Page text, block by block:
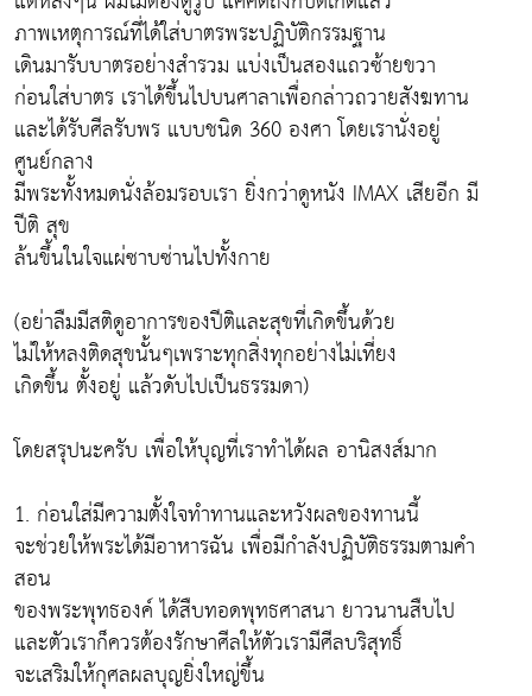
ภาพเหตุการณ์ที่ได้ใส่บาตรพระปฏิบัติกรรมฐาน
เดินมารับบาตรอย่างสำรวม แบ่งเป็นสองแถวซ้ายขวา
ก่อนใส่บาตร เราได้ขึ้นไปบนศาลาเพื่อกล่าวถวายสังฆทาน
และได้รับศีลรับพร แบบชนิด 360 องศา โดยเรานั่งอยู่
ศูนย์กลาง
มีพระทั้งหมดนั่งล้อมรอบเรา ยิ่งกว่าดูหนัง IMAX เสียอีก มี
ปีติ สุข
ล้นขึ้นในใจแผ่ซาบซ่านไปทั้งกาย
(อย่าลืมมีสติดูอาการของปีติและสุขที่เกิดขึ้นด้วย
ไม่ให้หลงติดสุขนั้นๆเพราะทุกสิ่งทุกอย่างไม่เที่ยง
เกิดขึ้น ตั้งอยู่ แล้วดับไปเป็นธรรมดา)
โดยสรุปนะครับ เพื่อให้บุญที่เราทำได้ผล อานิสงส์มาก
1. ก่อนใส่มีความตั้งใจทำทานและหวังผลของทานนี้
จะช่วยให้พระได้มีอาหารฉัน เพื่อมีกำลังปฏิบัติธรรมตามคำ
สอน
ของพระพุทธองค์ ได้สืบทอดพุทธศาสนา ยาวนานสืบไป
และตัวเราก็ควรต้องรักษาศีลให้ตัวเรามีศีลบริสุทธิ์
จะเสริมให้กุศลผลบุญยิ่งใหญ่ขึ้น